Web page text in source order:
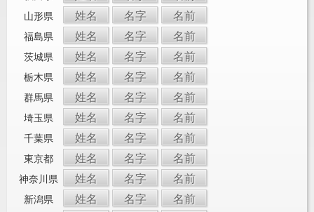
山形県 姓名 名字 名前
福島県 姓名 名字 名前
茨城県 姓名 名字 名前
栃木県 姓名 名字 名前
群馬県 姓名 名字 名前
埼玉県 姓名 名字 名前
千葉県 姓名 名字 名前
東京都 姓名 名字 名前
神奈川県 姓名 名字 名前
新潟県 姓名 名字 名前